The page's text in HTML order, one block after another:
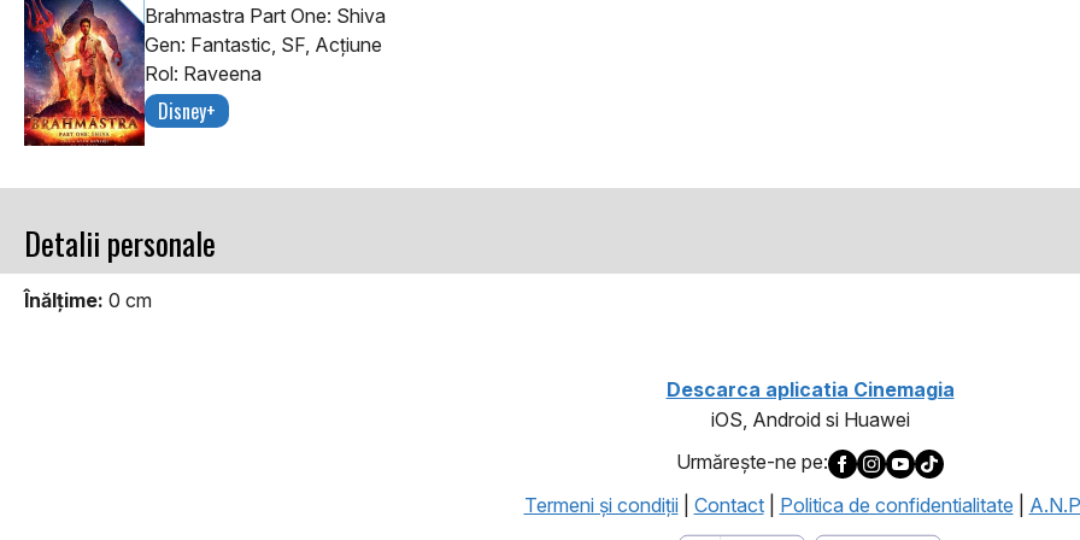
Brahmastra Part One: Shiva
Gen: Fantastic, SF, Acţiune
Rol: Raveena
Disney+
Detalii personale
Înălţime: 0 cm
Descarca aplicatia Cinemagia
iOS, Android si Huawei
Urmăreşte-ne pe:
Termeni şi condiţii| Contact| Politica de confidentialitate